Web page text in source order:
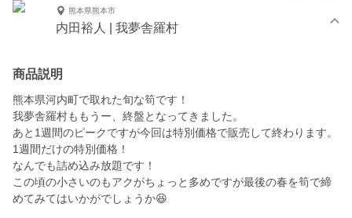
熊本県熊本市
内田裕人 | 我夢舎羅村
商品説明
熊本県河内町で取れた旬な筍です！
我夢舎羅村ももうー、終盤となってきました。
あと1週間のピークですが今回は特別価格で販売して終わります。
1週間だけの特別価格！
なんでも詰め込み放題です！
この頃の小さいのもアクがちょっと多めですが最後の春を筍で締
めてみてはいかがでしょうか😆